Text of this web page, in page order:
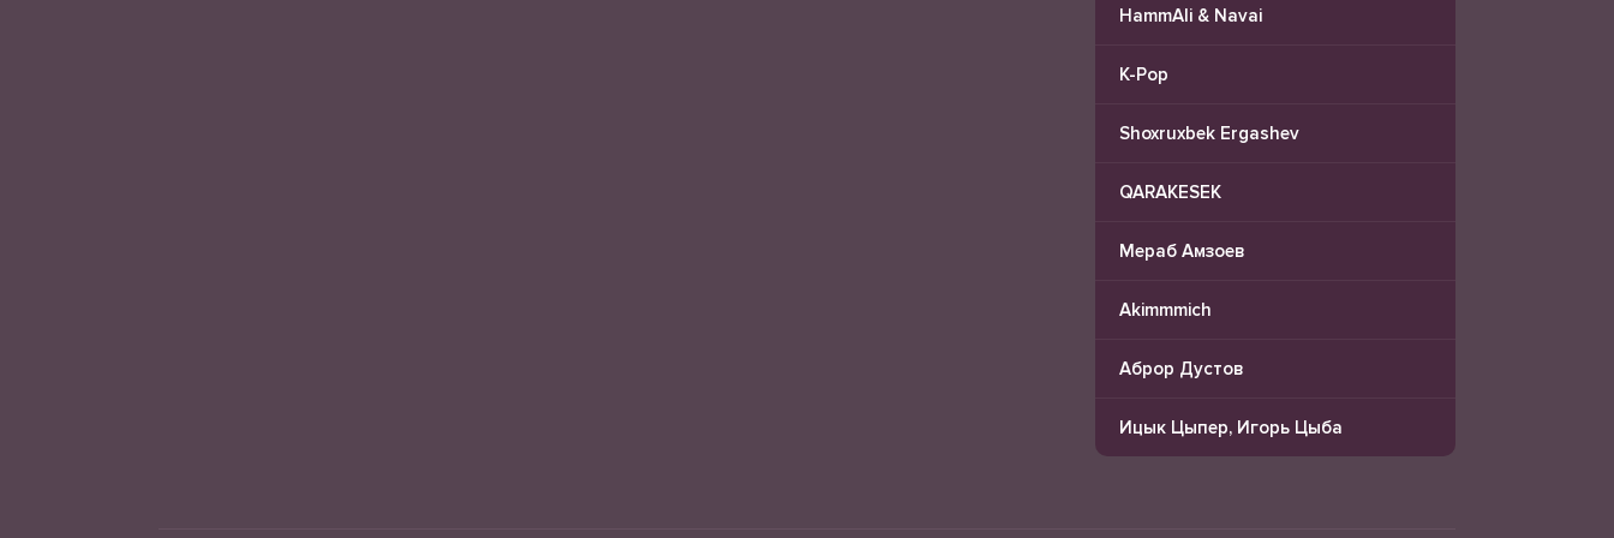
HammAli & Navai
K-Pop
Shoxruxbek Ergashev
QARAKESEK
Мераб Амзоев
Akimmmich
Аброр Дустов
Ицык Цыпер, Игорь Цыба